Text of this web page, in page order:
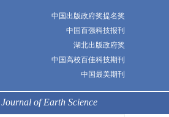
中国出版政府奖提名奖
中国百强科技报刊
湖北出版政府奖
中国高校百佳科技期刊
中国最美期刊
Journal of Earth Science